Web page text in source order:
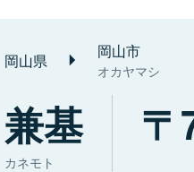
岡山県 岡山市
オカヤマシ
兼基
カネモト